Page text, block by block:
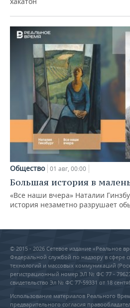
Общество 01 авг, 00:00
Большая история в
«Все наши вчера» Наталии
история незаметно разрушает
© 2015 - 2026 Сетевое издание «Реальное
Федеральной службой по надзору в сфере
технологий и массовых коммуникаций
регистрационный номер ЭЛ № ФС 77 - 79627
свидетельство Эл № ФС 77-59331 от 18
Использование материалов Реального
предварительного согласия